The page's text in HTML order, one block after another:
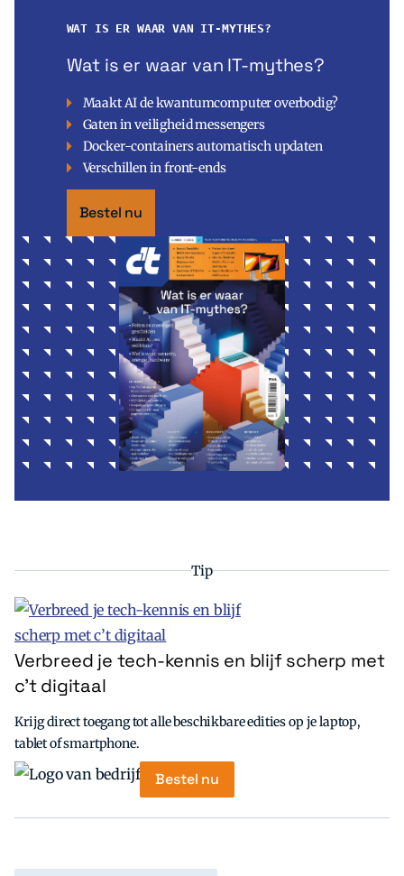
WAT IS ER WAAR VAN IT-MYTHES?
Wat is er waar van IT-mythes?
Maakt AI de kwantumcomputer overbodig?
Gaten in veiligheid messengers
Docker-containers automatisch updaten
Verschillen in front-ends
Bestel nu
Tip
Verbreed je tech-kennis en blijf scherp met
c’t digitaal
Krijg direct toegang tot alle beschikbare edities op je laptop,
tablet of smartphone.
Bestel nu